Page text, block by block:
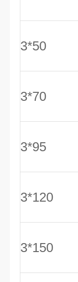
3*50
3*70
3*95
3*120
3*150